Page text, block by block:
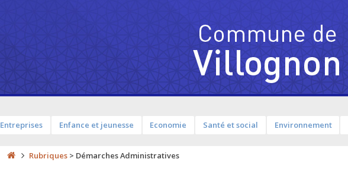
Entreprises Enfance et jeunesse Economie Santé et social Environnement
Rubriques> Démarches Administratives